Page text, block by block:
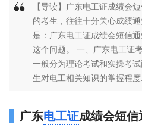
【导读】广东电工证成绩会
的考生，往往十分关心成绩
是：广东电工证成绩会短信
这个问题。 一、广东电工证
一般分为理论考试和实操考
生对电工相关知识的掌握程
广东电工证成绩会短信